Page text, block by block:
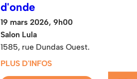
d'onde
19 mars 2026, 9h00
Salon Lula
1585, rue Dundas Ouest.
PLUS D'INFOS